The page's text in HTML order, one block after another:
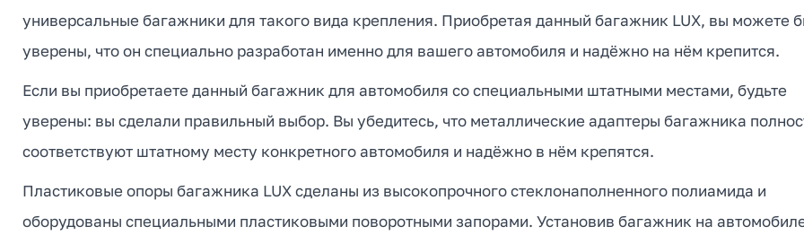
универсальные багажники для такого вида крепления. Приобретая данный багажник LUX, вы можете
уверены, что он специально разработан именно для вашего автомобиля и надёжно на нём крепится.
Если вы приобретаете данный багажник для автомобиля со специальными штатными местами, будьте
уверены: вы сделали правильный выбор. Вы убедитесь, что металлические адаптеры багажника
соответствуют штатному месту конкретного автомобиля и надёжно в нём крепятся.
Пластиковые опоры багажника LUX сделаны из высокопрочного стеклонаполненного полиамида и
оборудованы специальными пластиковыми поворотными запорами. Установив багажник на